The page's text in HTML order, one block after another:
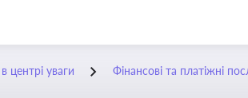
центрі уваги Фінансові та платіжні